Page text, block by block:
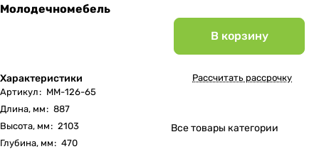
Молодечномебель
Характеристики
Артикул: ММ-126-65
Длина, мм: 887
Высота, мм: 2103
Глубина, мм: 470
В корзину
Рассчитать рассрочку
Все товары категории